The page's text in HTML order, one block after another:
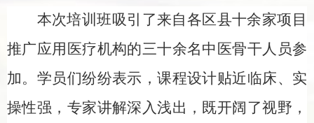
本次培训班吸引了来自各区县十余家项目
推广应用医疗机构的三十余名中医骨干人员参
加。学员们纷纷表示，课程设计贴近临床、实
操性强，专家讲解深入浅出，既开阔了视野，